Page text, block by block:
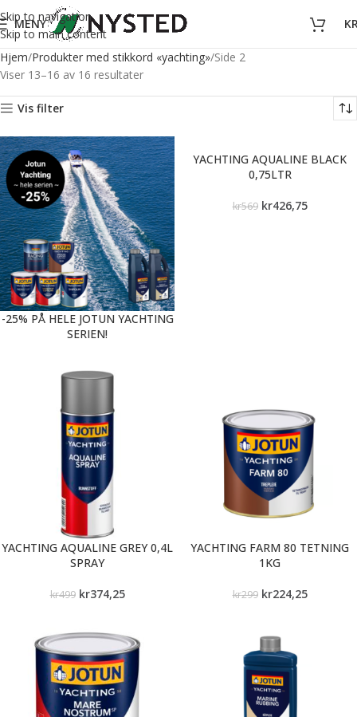
Skip to navigation
Skip to main content
MENY
Hjem Produkter med stikkord «yachting» Side 2
Viser 13–16 av 16 resultater
Vis filter
-25% PÅ HELE JOTUN YACHTING
SERIEN!
YACHTING AQUALINE BLACK
0,75LTR
kr569 kr426,75
YACHTING AQUALINE GREY 0,4L
SPRAY
kr499 kr374,25
YACHTING FARM 80 TETNING
1KG
kr299 kr224,25